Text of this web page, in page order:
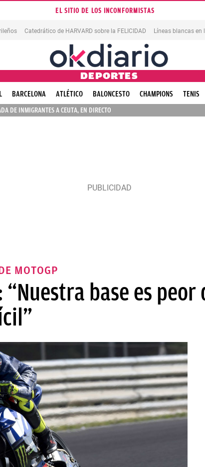
EL SITIO DE LOS INCONFORMISTAS
Catedrático de HARVARD sobre la FELICIDAD Líneas blancas en
DEPORTES
BARCELONA ATLÉTICO BALONCESTO CHAMPIONS TENIS
DE INMIGRANTES A CEUTA, EN DIRECTO
MOTOGP
base es peor